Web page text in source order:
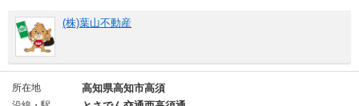
(株)葉山不動産
所在地 高知県高知市高須